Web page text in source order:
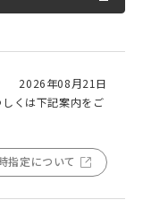
2026年08月21日
くは下記案内をご
指定について